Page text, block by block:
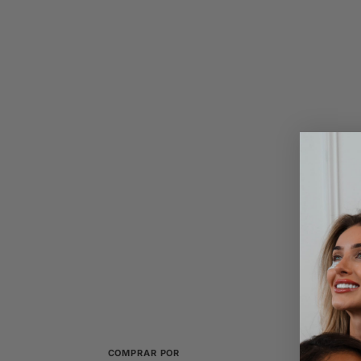
COMPRAR POR